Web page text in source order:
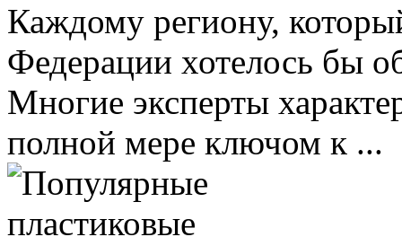
Каждому региону,
Федерации хотелось бы
Многие эксперты
полной мере ключом к ...